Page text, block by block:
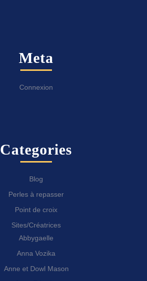
Meta
Connexion
Categories
Blog
Perles à repasser
Point de croix
Sites/Créatrices
Abbygaelle
Anna Vozika
Anne et Dowl Mason